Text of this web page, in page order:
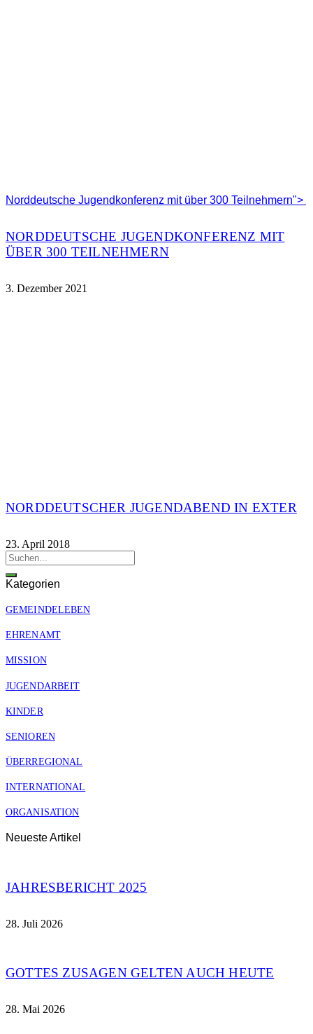
Norddeutsche Jugendkonferenz mit über 300 Teilnehmern">
NORDDEUTSCHE JUGENDKONFERENZ MIT
ÜBER 300 TEILNEHMERN
3. Dezember 2021
NORDDEUTSCHER JUGENDABEND IN EXTER
23. April 2018
Kategorien
GEMEINDELEBEN
EHRENAMT
MISSION
JUGENDARBEIT
KINDER
SENIOREN
ÜBERREGIONAL
INTERNATIONAL
ORGANISATION
Neueste Artikel
JAHRESBERICHT 2025
28. Juli 2026
GOTTES ZUSAGEN GELTEN AUCH HEUTE
28. Mai 2026